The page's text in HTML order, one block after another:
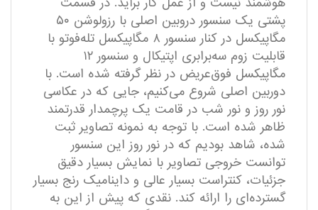
پشتی یک سنسور دروبین اصلی با رزولوشن ۵۰
مگاپیکسل در کنار سنسور ۸ مگاپیکسل تله‌فوتو با
قابلیت زوم سه‌برابری اپتیکال و سنسور ۱۲
مگاپیکسل فوق‌عریض در نظر گرفته شده است. با
دوربین اصلی شروع می‌کنیم، جایی که در عکاسی
نور روز و نور شب در قامت یک پرچمدار قدرتمند
ظاهر شده است. با توجه به نمونه تصاویر ثبت
شده، شاهد بودیم که در نور روز این سنسور
توانست خروجی تصاویر با نمایش بسیار دقیق
جزئیات، کنتراست بسیار عالی و داینامیک رنج بسیار
گسترده‌ای را ارائه کند. نقدی که پیش از این به